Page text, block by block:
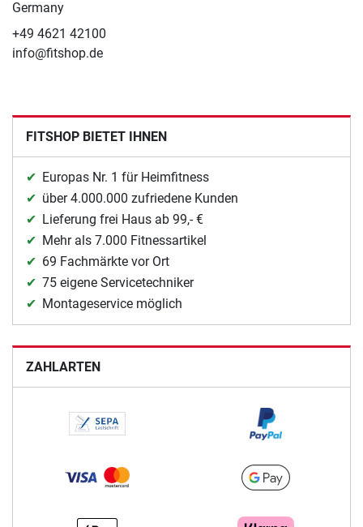
Germany
+49 4621 42100
info@fitshop.de
FITSHOP BIETET IHNEN
Europas Nr. 1 für Heimfitness
über 4.000.000 zufriedene Kunden
Lieferung frei Haus ab 99,- €
Mehr als 7.000 Fitnessartikel
69 Fachmärkte vor Ort
75 eigene Servicetechniker
Montageservice möglich
ZAHLARTEN